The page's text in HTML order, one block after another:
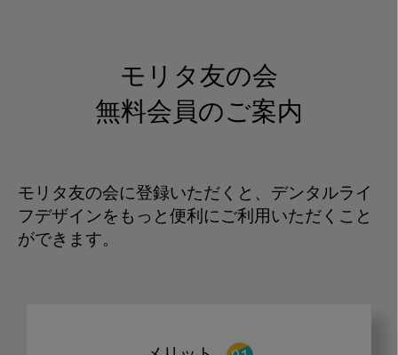
モリタ友の会
無料会員のご案内
モリタ友の会に登録いただくと、デンタルライ
フデザインをもっと便利にご利用いただくこと
ができます。